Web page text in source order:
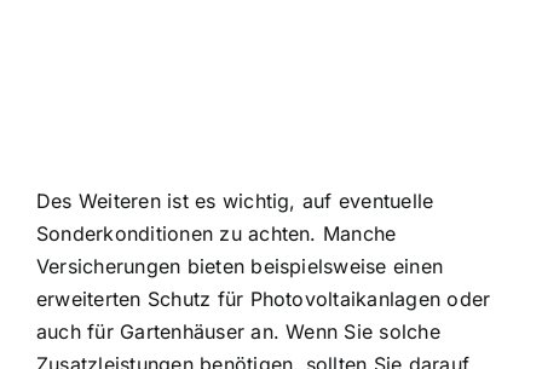
Des Weiteren ist es wichtig, auf eventuelle
Sonderkonditionen zu achten. Manche
Versicherungen bieten beispielsweise einen
erweiterten Schutz für Photovoltaikanlagen oder
auch für Gartenhäuser an. Wenn Sie solche